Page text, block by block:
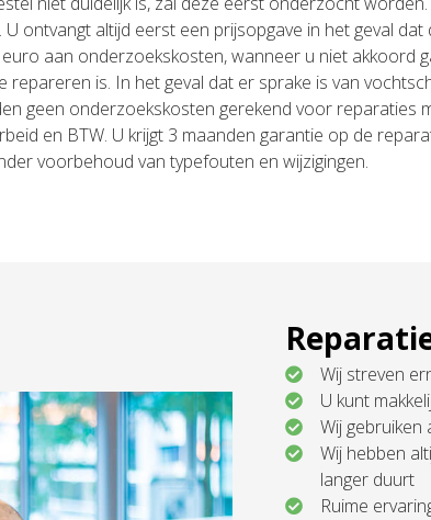
ontvangt altijd eerst een prijsopgave in het geval dat
aan onderzoekskosten, wanneer u niet akkoord
is. In het geval dat er sprake is van
geen onderzoekskosten gerekend voor reparaties
en BTW. U krijgt 3 maanden garantie op de
voorbehoud van typefouten en wijzigingen.
Wij streven
U kunt
Wij gebruiken
Wij hebben
langer duurt
Ruime